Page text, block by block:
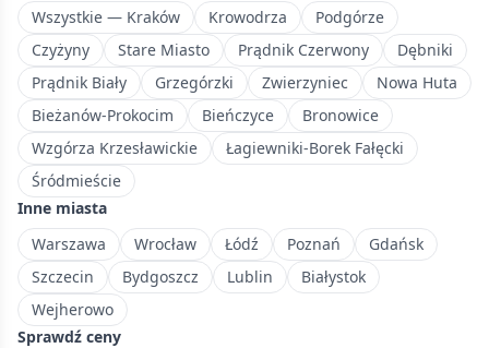
wschodzie
Krakowa
z
nowoczesnymi
osiedlami.
Wszystkie — Kraków
Krowodrza
Podgórze
Czyżyny
Stare Miasto Prądnik Czerwony
Dębniki
Prądnik Biały
Grzegórzki Zwierzyniec
Nowa Huta
Bieżanów-Prokocim
Bieńczyce
Bronowice
Wzgórza Krzesławickie
Łagiewniki-Borek Fałęcki
Śródmieście
Inne miasta
Warszawa
Wrocław Łódź Poznań
Gdańsk
Szczecin
Bydgoszcz Lublin
Białystok
Wejherowo
Sprawdź ceny